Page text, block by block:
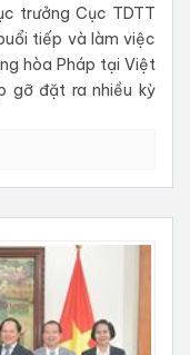
trưởng Cục TDTT
tiếp và làm việc
hòa Pháp tại Việt
gỡ đặt ra nhiều kỳ